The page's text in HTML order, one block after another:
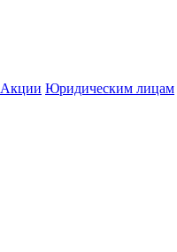
Акции Юридическим лицам